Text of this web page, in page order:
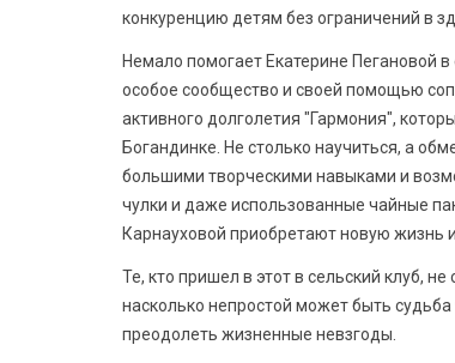
конкуренцию детям без ограничений в
Немало помогает Екатерине Пегановой
особое сообщество и своей помощью
активного долголетия "Гармония",
Богандинке. Не столько научиться, а
большими творческими навыками и
чулки и даже использованные чайные
Карнауховой приобретают новую жизнь
Те, кто пришел в этот в сельский клуб,
насколько непростой может быть
преодолеть жизненные невзгоды.